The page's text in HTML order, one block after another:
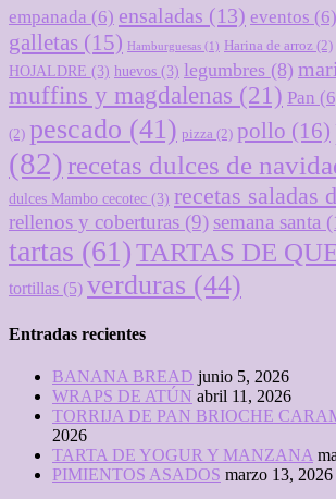
empanada (6) ensaladas (13) eventos (6)
galletas (15) Hamburguesas (1) Harina de arroz (2)
HOJALDRE (3) huevos (3) legumbres (8)
muffins y magdalenas (21) Pan
(2) pescado (41) pizza (2) pollo (16)
(82)recetas dulces de
dulces Mambo cecotec (3) recetas saladas
rellenos y coberturas (9) semana santa
tartas (61)TARTAS DE
tortillas (5) verduras (44)
Entradas recientes
BANANA BREAD junio 5, 2026
WRAPS DE ATÚN abril 11, 2026
TORRIJA DE PAN BRIOCHE
2026
TARTA DE YOGUR Y MANZANA
PIMIENTOS ASADOS marzo 13, 2026